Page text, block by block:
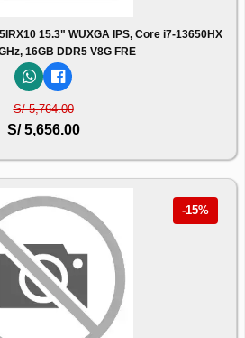
15.3" WUXGA IPS, Core i7-13650HX
16GB DDR5 V8G FRE
S/ 5,764.00
S/ 5,656.00
-15%